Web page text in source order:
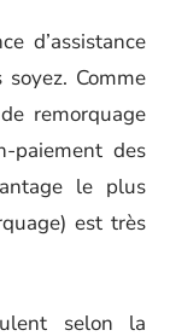
d’assistance
Comme
remorquage
paiement des
le plus
est très
selon la